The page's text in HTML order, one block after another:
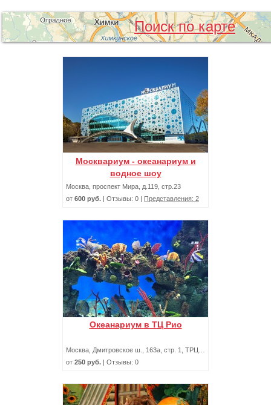
Поиск по карте
Москвариум - океанариум и
водное шоу
Москва, проспект Мира, д.119, стр.23
от 600 руб. | Отзывы: 0 | Представления: 2
Океанариум в ТЦ Рио
от 250 руб. | Отзывы: 0